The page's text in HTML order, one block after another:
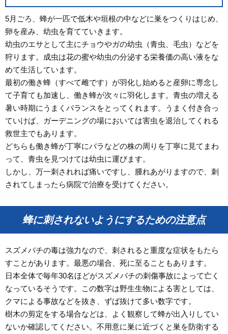
5月ごろ、蜂が一匹で低木や垣根の中などに巣をつくりはじめ、
卵を産み、幼虫を育てていきます。
幼虫のエサとして主にチョウやガの幼虫（青虫、毛虫）などを
狩ります。成虫は花の蜜や幼虫の分泌する栄養価の高い液をな
めて生活しています。
最初の働き蜂（すべて雌です）が羽化し始めると産卵に専念し
て子育ても加速し、働き蜂が次々に羽化します。青虫の増える
暑い時期にうまくバランスをとってくれます。うまく付き合っ
ていけば、ガーデニングの場においては害虫を退治してくれる
救世主でもあります。
どちらも働き蜂が丁寧にバラなどの株の周りを丁寧に見てまわ
って、青虫を見つけては幼虫に運びます。
しかし、万一刺されれば痛いですし、腫れあがりますので、刺
されてしまったら病院で治療を受けてください。
蜂に刺されないようにするための注意点
スズメバチの毒は強力なので、刺されると重度な症状をもたら
すことがあります。最悪の場合、死に至ることもあります。
日本全体で毎年30名ほどがスズメバチの刺傷事故によって亡く
なっているそうです。この数字は野生生物による害としては、
クマによる事故などを抜き、ずば抜けて多い数字です。
樹木の剪定をする場合などは、よく観察して蜂が出入りしてい
ないか確認してください。不用意に巣に近づくと巣を防衛する